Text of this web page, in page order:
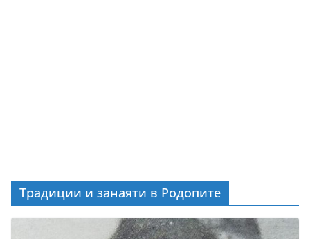
Традиции и занаяти в Родопите